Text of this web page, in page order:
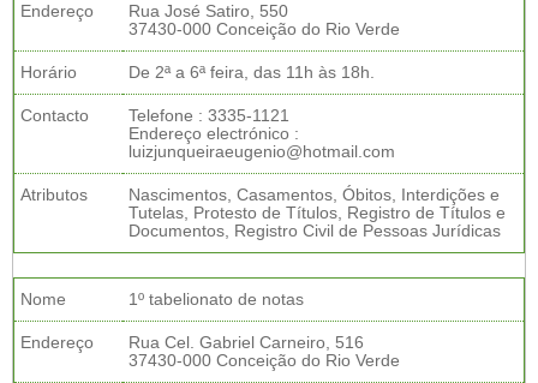
Endereço
Rua José Satiro, 550
37430-000 Conceição do Rio Verde
Horário De 2ª a 6ª feira, das 11h às 18h.
Contacto
Telefone : 3335-1121
Endereço electrónico :
luizjunqueiraeugenio@hotmail.com
Atributos
Nascimentos, Casamentos, Óbitos, Interdições e
Tutelas, Protesto de Títulos, Registro de Títulos e
Documentos, Registro Civil de Pessoas Jurídicas
Nome 1º tabelionato de notas
Endereço
Rua Cel. Gabriel Carneiro, 516
37430-000 Conceição do Rio Verde